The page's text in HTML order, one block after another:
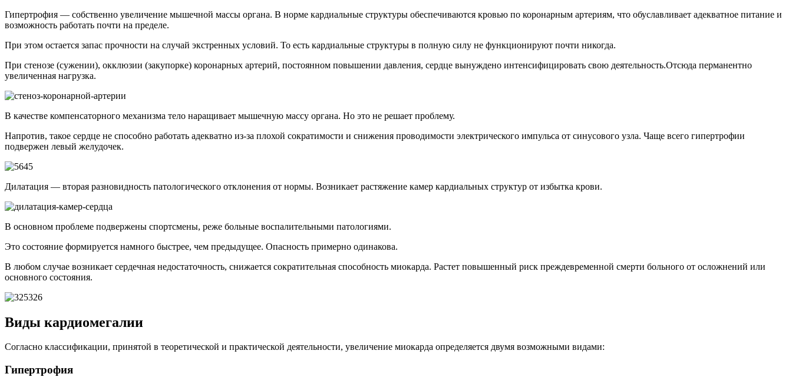
Гипертрофия — собственно увеличение мышечной массы органа. В норме кардиальные структуры обеспечиваются кровью по коронарным артериям, что обуславливает адекватное питание и
возможность работать почти на пределе.
При этом остается запас прочности на случай экстренных условий. То есть кардиальные структуры в полную силу не функционируют почти никогда.
При стенозе (сужении), окклюзии (закупорке) коронарных артерий, постоянном повышении давления, сердце вынуждено интенсифицировать свою деятельность.Отсюда перманентно
увеличенная нагрузка.
В качестве компенсаторного механизма тело наращивает мышечную массу органа. Но это не решает проблему.
Напротив, такое сердце не способно работать адекватно из-за плохой сократимости и снижения проводимости электрического импульса от синусового узла. Чаще всего гипертрофии
подвержен левый желудочек.
Дилатация — вторая разновидность патологического отклонения от нормы. Возникает растяжение камер кардиальных структур от избытка крови.
В основном проблеме подвержены спортсмены, реже больные воспалительными патологиями.
Это состояние формируется намного быстрее, чем предыдущее. Опасность примерно одинакова.
В любом случае возникает сердечная недостаточность, снижается сократительная способность миокарда. Растет повышенный риск преждевременной смерти больного от осложнений или
основного состояния.
Виды кардиомегалии
Согласно классификации, принятой в теоретической и практической деятельности, увеличение миокарда определяется двумя возможными видами:
Гипертрофия